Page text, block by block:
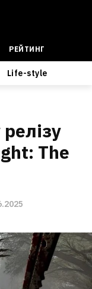
РЕЙТИНГ
Life-style
The